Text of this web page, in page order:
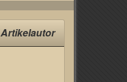
Artikelautor